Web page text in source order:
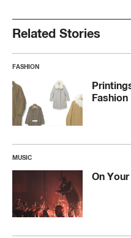
Related Stories
FASHION
Fashion
MUSIC
On